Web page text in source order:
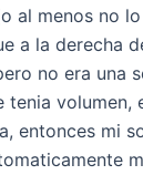
al menos no
a la derecha
no era una
volumen,
entonces mi